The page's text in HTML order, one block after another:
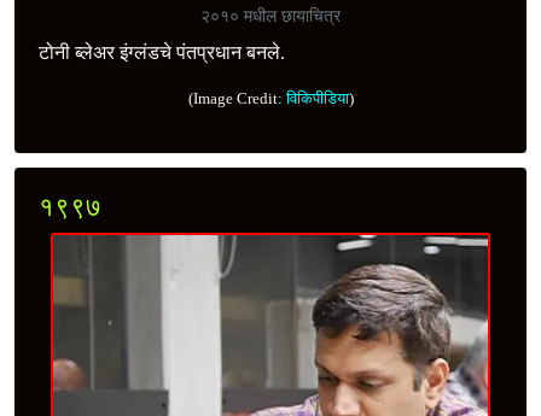
२०१० मधील छायाचित्र
टोनी ब्लेअर इंग्लंडचे पंतप्रधान बनले.
(Image Credit:विकिपीडिया)
१९९७